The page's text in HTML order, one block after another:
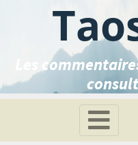
Les